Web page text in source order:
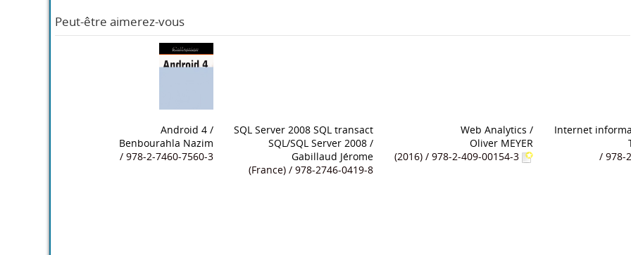
Peut-être aimerez-vous
Android 4 /
Benbourahla Nazim
/ 978-2-7460-7560-3
SQL Server 2008 SQL transact
SQL/SQL Server 2008 /
Gabillaud Jérome
(France) / 978-2746-0419-8
Web Analytics /
Oliver MEYER
(2016) / 978-2-409-00154-3
Internet
/ 978-